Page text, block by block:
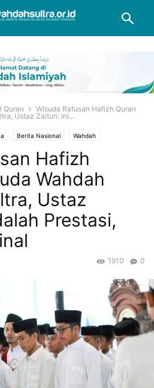
Quran
Wisuda Ratusan Hafizh Quran
Ustaz Zaitun: Ini...
Berita Nasional Wahdah
Hafizh
Wahdah
Ustaz
Prestasi,
0
1910